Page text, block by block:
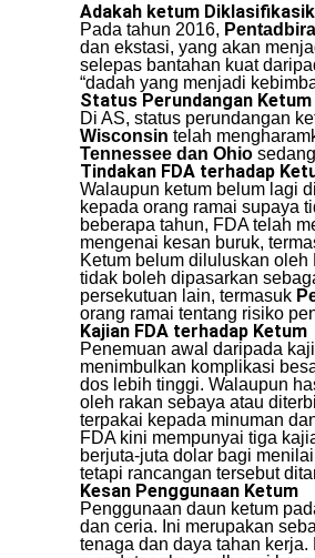
Adakah ketum
Pada tahun 2016,
dan ekstasi, yang akan
selepas bantahan kuat
“dadah yang menjadi
Status Perundangan Ketum
Di AS, status perundangan
Wisconsin telah
Tennessee dan Ohio
Tindakan FDA terhadap
Walaupun ketum belum lagi
kepada orang ramai supaya
beberapa tahun, FDA telah
mengenai kesan buruk,
Ketum belum diluluskan
tidak boleh dipasarkan
persekutuan lain, termasuk
orang ramai tentang risiko
Kajian FDA terhadap Ketum
Penemuan awal daripada
menimbulkan komplikasi
dos lebih tinggi. Walaupun
oleh rakan sebaya atau
terpakai kepada minuman
FDA kini mempunyai tiga
berjuta-juta dolar bagi
tetapi rancangan tersebut
Kesan Penggunaan Ketum
Penggunaan daun ketum
dan ceria. Ini merupakan
tenaga dan daya tahan